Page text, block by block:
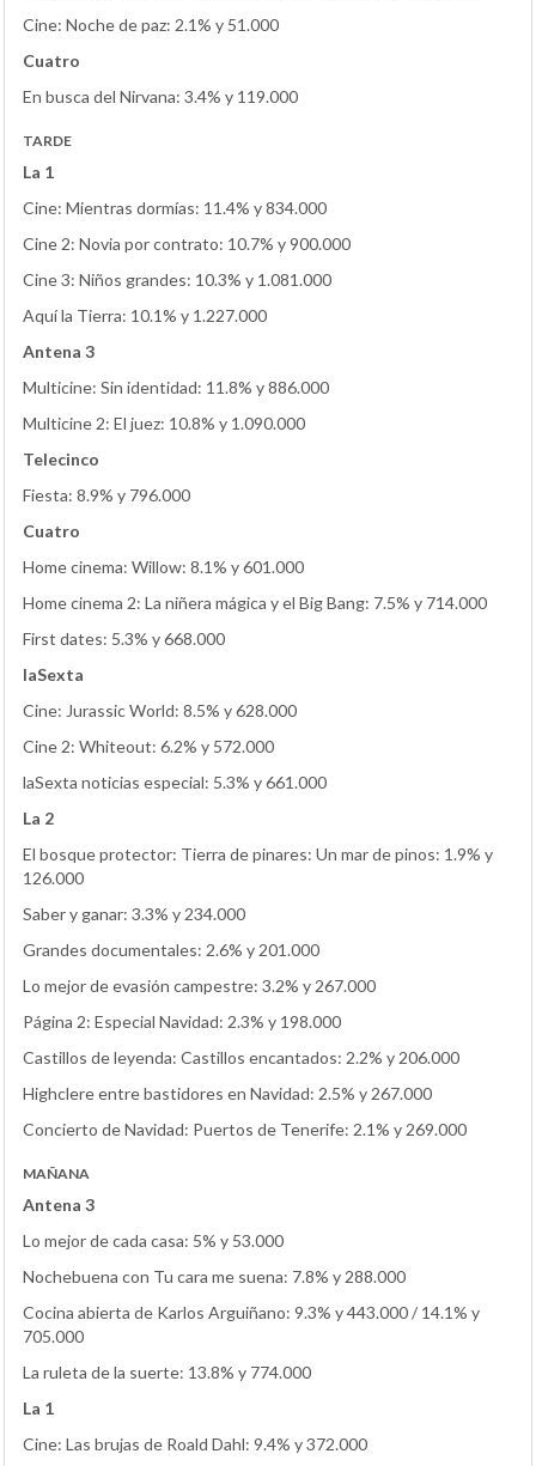
Cine: Noche de paz: 2.1% y 51.000
Cuatro
En busca del Nirvana: 3.4% y 119.000
TARDE
La 1
Cine: Mientras dormías: 11.4% y 834.000
Cine 2: Novia por contrato: 10.7% y 900.000
Cine 3: Niños grandes: 10.3% y 1.081.000
Aquí la Tierra: 10.1% y 1.227.000
Antena 3
Multicine: Sin identidad: 11.8% y 886.000
Multicine 2: El juez: 10.8% y 1.090.000
Telecinco
Fiesta: 8.9% y 796.000
Cuatro
Home cinema: Willow: 8.1% y 601.000
Home cinema 2: La niñera mágica y el Big Bang: 7.5% y 714.000
First dates: 5.3% y 668.000
laSexta
Cine: Jurassic World: 8.5% y 628.000
Cine 2: Whiteout: 6.2% y 572.000
laSexta noticias especial: 5.3% y 661.000
La 2
El bosque protector: Tierra de pinares: Un mar de pinos: 1.9% y
126.000
Saber y ganar: 3.3% y 234.000
Grandes documentales: 2.6% y 201.000
Lo mejor de evasión campestre: 3.2% y 267.000
Página 2: Especial Navidad: 2.3% y 198.000
Castillos de leyenda: Castillos encantados: 2.2% y 206.000
Highclere entre bastidores en Navidad: 2.5% y 267.000
Concierto de Navidad: Puertos de Tenerife: 2.1% y 269.000
MAÑANA
Antena 3
Lo mejor de cada casa: 5% y 53.000
Nochebuena con Tu cara me suena: 7.8% y 288.000
Cocina abierta de Karlos Arguiñano: 9.3% y 443.000 / 14.1% y
705.000
La ruleta de la suerte: 13.8% y 774.000
La 1
Cine: Las brujas de Roald Dahl: 9.4% y 372.000